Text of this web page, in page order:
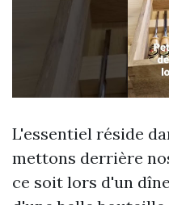
L'essentiel réside
mettons derrière
ce soit lors d'un